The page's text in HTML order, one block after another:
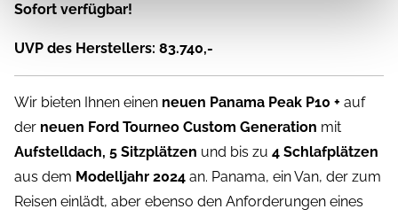
Sofort verfügbar!
UVP des Herstellers: 83.740,-
Wir bieten Ihnen einen neuen Panama Peak P10 + auf
der neuen Ford Tourneo Custom Generation mit
Aufstelldach, 5 Sitzplätzen und bis zu 4 Schlafplätzen
aus dem Modelljahr 2024 an. Panama, ein Van, der zum
Reisen einlädt, aber ebenso den Anforderungen eines